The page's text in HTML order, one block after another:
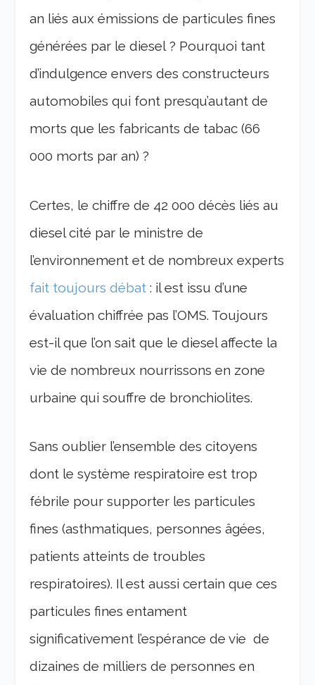
an liés aux émissions de particules fines
générées par le diesel ? Pourquoi tant
d’indulgence envers des constructeurs
automobiles qui font presqu’autant de
morts que les fabricants de tabac (66
000 morts par an) ?
Certes, le chiffre de 42 000 décès liés au
diesel cité par le ministre de
l’environnement et de nombreux experts
fait toujours débat : il est issu d’une
évaluation chiffrée pas l’OMS. Toujours
est-il que l’on sait que le diesel affecte la
vie de nombreux nourrissons en zone
urbaine qui souffre de bronchiolites.
Sans oublier l’ensemble des citoyens
dont le système respiratoire est trop
fébrile pour supporter les particules
fines (asthmatiques, personnes âgées,
patients atteints de troubles
respiratoires). Il est aussi certain que ces
particules fines entament
significativement l’espérance de vie de
dizaines de milliers de personnes en